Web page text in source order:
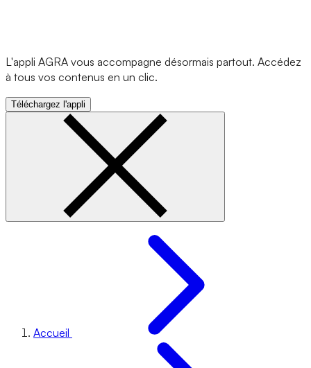
L'appli AGRA vous accompagne désormais partout. Accédez
à tous vos contenus en un clic.
Téléchargez l'appli
Accueil